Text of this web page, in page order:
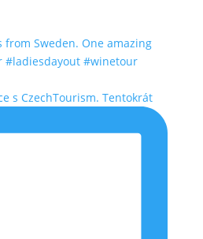
s CzechTourism. Tentokrát